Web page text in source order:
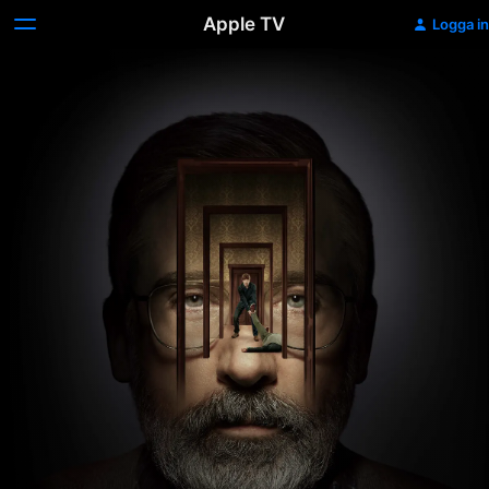
Apple TV Logga in